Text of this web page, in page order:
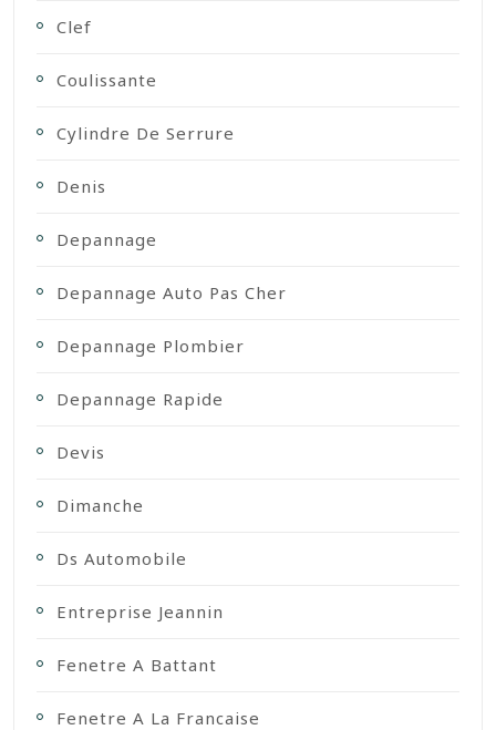
Clef
Coulissante
Cylindre De Serrure
Denis
Depannage
Depannage Auto Pas Cher
Depannage Plombier
Depannage Rapide
Devis
Dimanche
Ds Automobile
Entreprise Jeannin
Fenetre A Battant
Fenetre A La Francaise